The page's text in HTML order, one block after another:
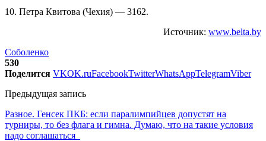
10. Петра Квитова (Чехия) — 3162.
Источник: www.belta.by
Соболенко
530
Поделится VKOK.ruFacebookTwitterWhatsAppTelegramViber
Предыдущая запись
Разное. Генсек ПКБ: если паралимпийцев допустят на
турниры, то без флага и гимна. Думаю, что на такие условия
надо соглашаться